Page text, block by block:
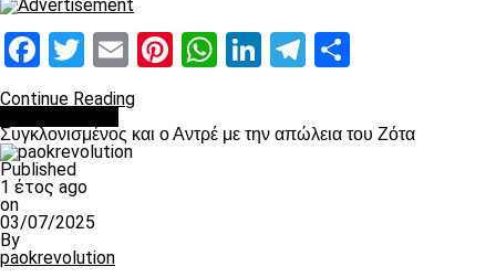
Facebook
Twitter
EmailPinterest
WhatsApp
LinkedIn
Telegram
Continue Reading
Συγκλονισμένος και ο Αντρέ με την απώλεια του Ζότα
Published
1 έτος ago
on
03/07/2025
By
paokrevolution